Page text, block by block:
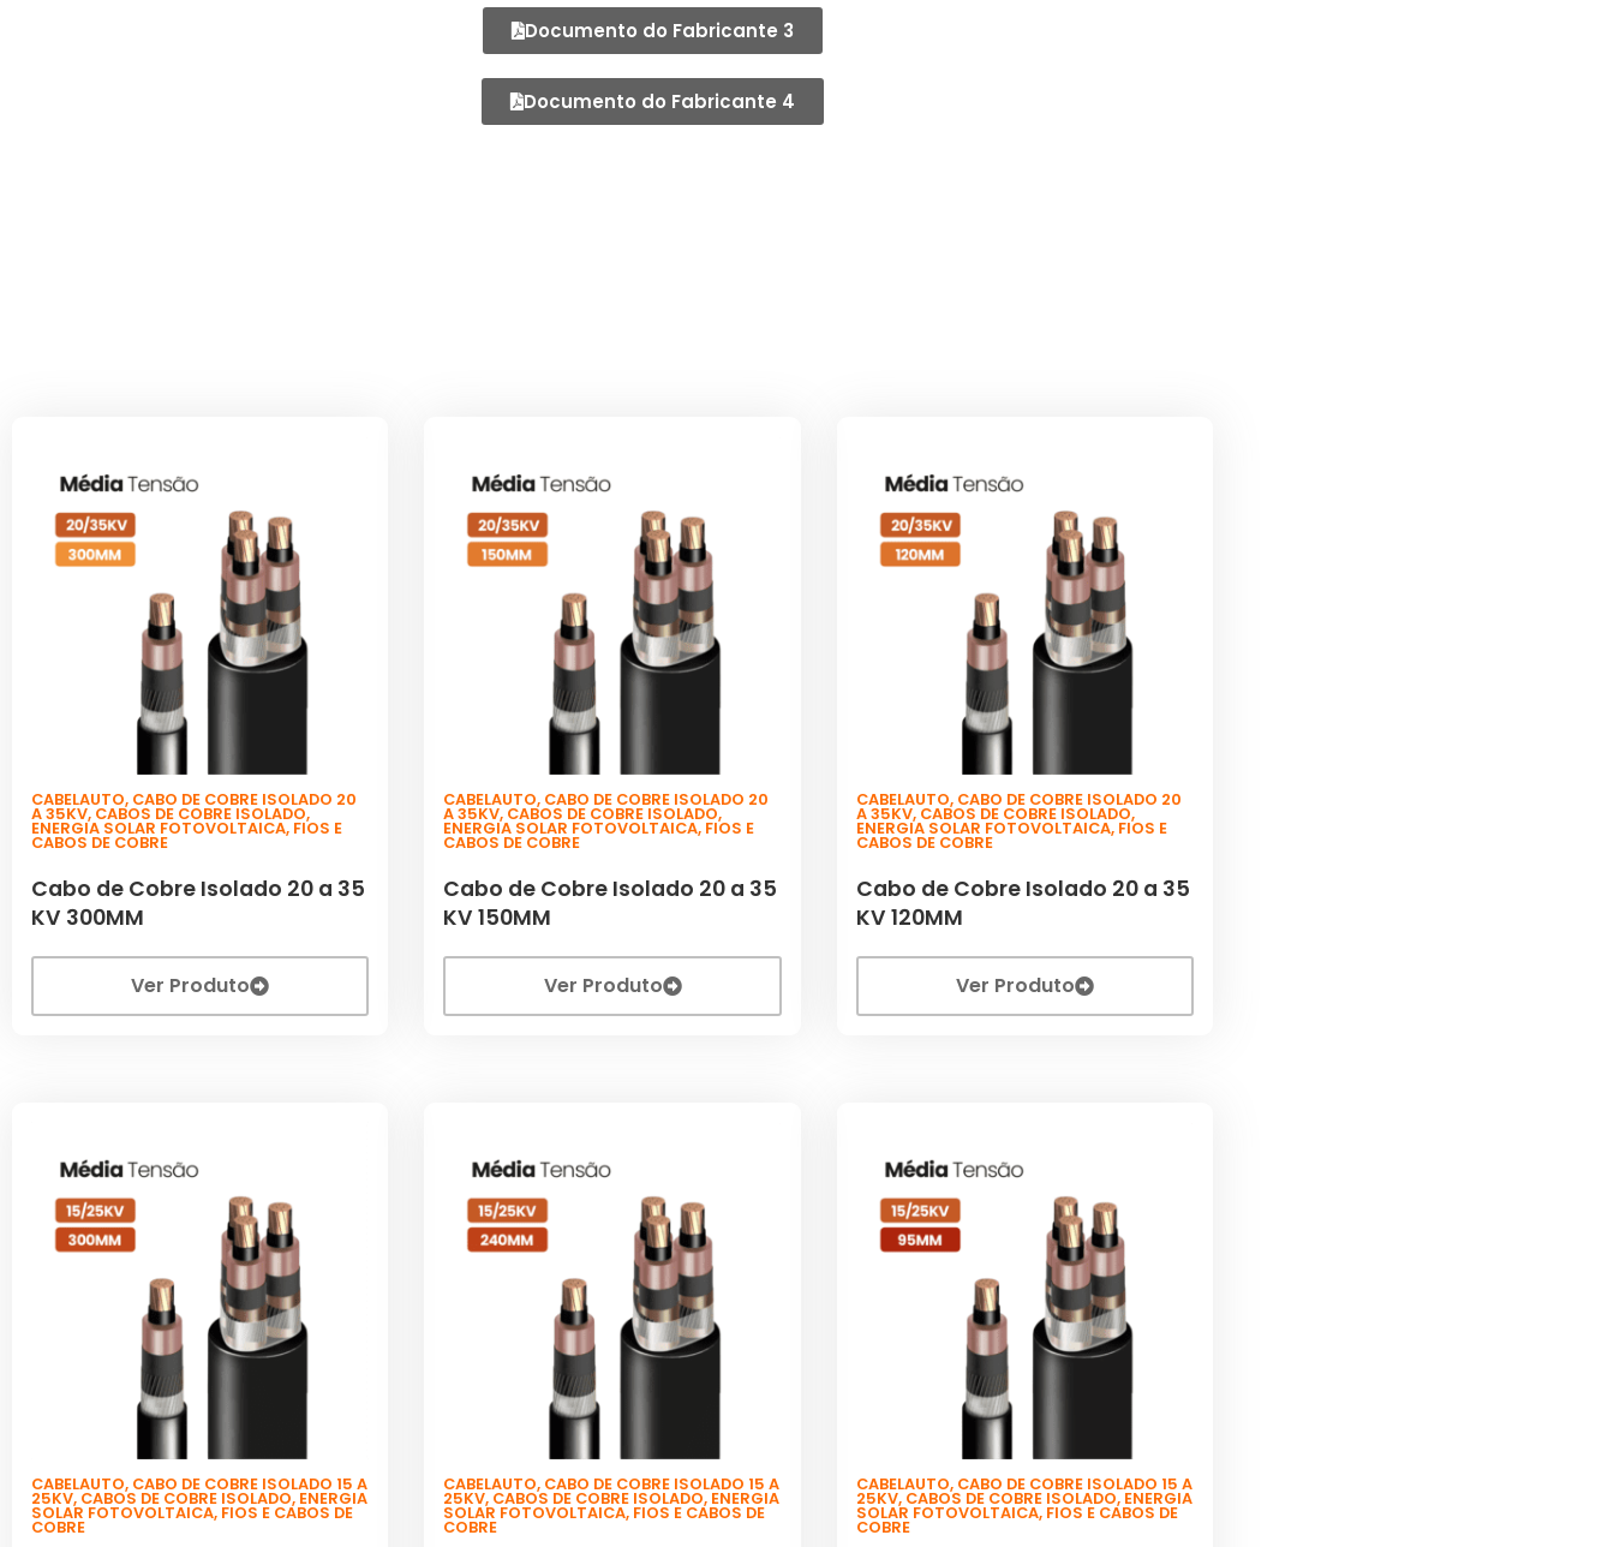
Documento do Fabricante 3
Documento do Fabricante 4
CABELAUTO, CABO DE COBRE ISOLADO 20
A 35KV, CABOS DE COBRE ISOLADO,
ENERGIA SOLAR FOTOVOLTAICA, FIOS E
CABOS DE COBRE
Cabo de Cobre Isolado 20 a 35
KV 300MM
Ver Produto
CABELAUTO, CABO DE COBRE ISOLADO 20
A 35KV, CABOS DE COBRE ISOLADO,
ENERGIA SOLAR FOTOVOLTAICA, FIOS E
CABOS DE COBRE
Cabo de Cobre Isolado 20 a 35
KV 150MM
Ver Produto
CABELAUTO, CABO DE COBRE ISOLADO 20
A 35KV, CABOS DE COBRE ISOLADO,
ENERGIA SOLAR FOTOVOLTAICA, FIOS E
CABOS DE COBRE
Cabo de Cobre Isolado 20 a 35
KV 120MM
Ver Produto
CABELAUTO, CABO DE COBRE ISOLADO 15 A
25KV, CABOS DE COBRE ISOLADO, ENERGIA
SOLAR FOTOVOLTAICA, FIOS E CABOS DE
COBRE
CABELAUTO, CABO DE COBRE ISOLADO 15 A
25KV, CABOS DE COBRE ISOLADO, ENERGIA
SOLAR FOTOVOLTAICA, FIOS E CABOS DE
COBRE
CABELAUTO, CABO DE COBRE ISOLADO 15 A
25KV, CABOS DE COBRE ISOLADO, ENERGIA
SOLAR FOTOVOLTAICA, FIOS E CABOS DE
COBRE